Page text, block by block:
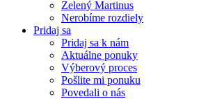
Zelený Martinus
Nerobíme rozdiely
Pridaj sa
Pridaj sa k nám
Aktuálne ponuky
Výberový proces
Pošlite mi ponuku
Povedali o nás